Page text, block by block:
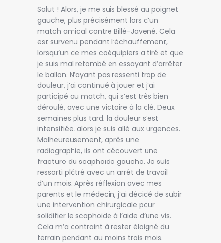
Salut ! Alors, je me suis blessé au poignet
gauche, plus précisément lors d’un
match amical contre Billé-Javené. Cela
est survenu pendant l’échauffement,
lorsqu’un de mes coéquipiers a tiré et que
je suis mal retombé en essayant d’arrêter
le ballon. N’ayant pas ressenti trop de
douleur, j’ai continué à jouer et j’ai
participé au match, qui s’est très bien
déroulé, avec une victoire à la clé. Deux
semaines plus tard, la douleur s’est
intensifiée, alors je suis allé aux urgences.
Malheureusement, après une
radiographie, ils ont découvert une
fracture du scaphoïde gauche. Je suis
ressorti plâtré avec un arrêt de travail
d’un mois. Après réflexion avec mes
parents et le médecin, j’ai décidé de subir
une intervention chirurgicale pour
solidifier le scaphoïde à l’aide d’une vis.
Cela m’a contraint à rester éloigné du
terrain pendant au moins trois mois.